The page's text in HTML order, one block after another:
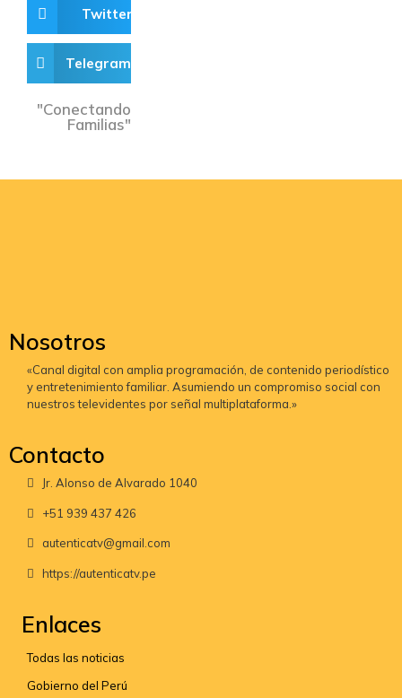
Twitter
Telegram
"Conectando
Familias"
Nosotros
«Canal digital con amplia programación, de contenido periodístico
y entretenimiento familiar. Asumiendo un compromiso social con
nuestros televidentes por señal multiplataforma.»
Contacto
Jr. Alonso de Alvarado 1040
+51 939 437 426
autenticatv@gmail.com
https://autenticatv.pe
Enlaces
Todas las noticias
Gobierno del Perú